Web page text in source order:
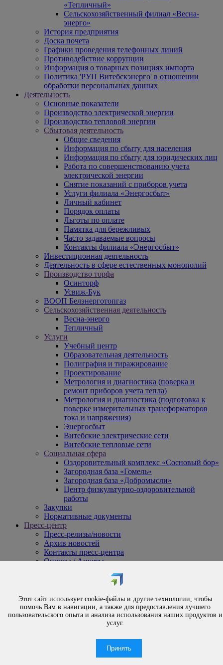
«Тепличный»
Сельскохозяйственный филиал «Весна-
энерго»
История предприятия
Доска почета
Графики проведения телефонных линий
Противодействие коррупции
Информация о товарных позициях импорта
Политика 'РУП Витебскэнерго' в отношении
обработки персональных данных
Деятельность
Основные показатели
Производство электрической энергии
Производство тепловой энергии
Сбытовая деятельность
Общие сведения
Информация по сбыту для населения
Информация по сбыту для юридических лиц
Работа по совершенствованию учета
электрической энергии
Снятие показаний с приборов учета
Услуги филиала «Энергосбыт»
Личный кабинет
Порядок оплаты
Льготы по оплате
Памятка для бережливых
Часто задаваемые вопросы
Контакты филиала «Энергосбыт»
Инвестиционная деятельность
Деятельность в сфере естественных монополий
Производство торфа
Осинторф
Усвиж-Бук
ВООП Белэнерготопгаз
Сельскохозяйственная деятельность
Весна-энерго
Тепличный
Услуги
Учебный центр
Образовательная деятельность
Полиграфия и тиражирование
Проектирование
Метрология и диагностика (поверка и
ремонт приборов учета тепла)
Метрология и диагностика (подготовка к
поверке измерительных трансформаторов
тока и напряжения)
Энергосбыт
Витебские электрические сети
Витебские тепловые сети
Социальная сфера
Оздоровительный комплекс «Сосновый бор»
Загородная база «Гомель»
Загородная база «Добромысли»
Центр физкультурно-оздоровительной
работы
Закупки
Нормативные документы
Пресс-центр
Пресс-релизы/новости
Архив новостей
Контакты пресс-центра
Опросы / Анкеты
Обращения
Порядок рассмотрения обращений
Личный приём
Электронные обращения
Часто задаваемые вопросы
Этот сайт использует cookie-файлы и другие технологии, чтобы
помочь Вам в навигации, а также для предоставления лучшего
пользовательского опыта и анализа использования наших продуктов и
услуг.
Принять